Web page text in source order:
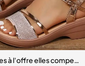
à l'offre elles